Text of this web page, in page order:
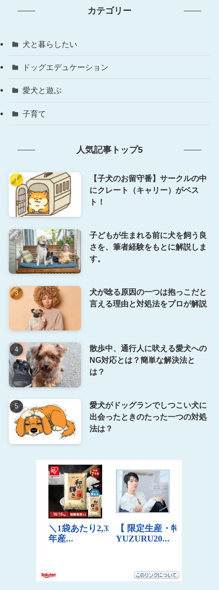
カテゴリー
犬と暮らしたい
ドッグエデュケーション
愛犬と遊ぶ
子育て
人気記事トップ5
【子犬のお留守番】サークルの中
にクレート（キャリー）がベス
ト！
子どもが生まれる前に犬を飼う良
さを、筆者経験をもとに解説しま
す。
犬が唸る原因の一つは抱っこだと
言える理由と対処法をプロが解説
散歩中、通行人に吠える愛犬への
NG対応とは？簡単な解決法と
は？
愛犬がドッグランでしつこい犬に
出会ったときのたった一つの対処
法は？